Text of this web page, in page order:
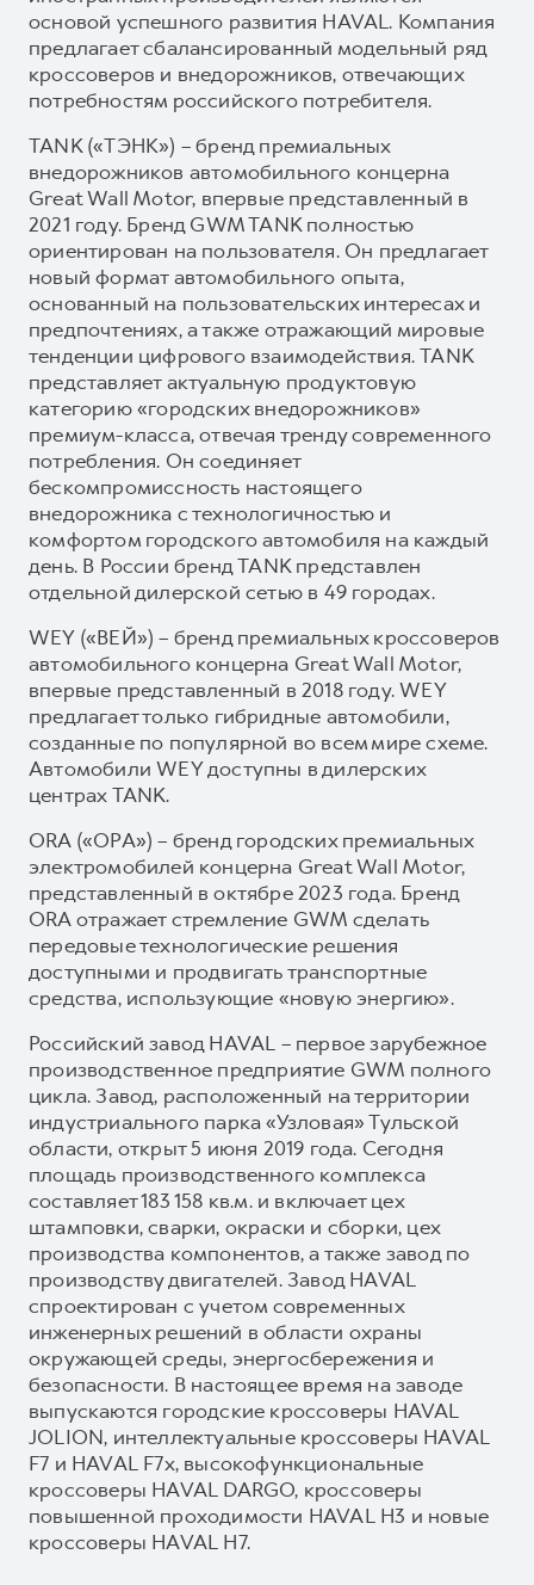
основой успешного развития HAVAL. Компания
предлагает сбалансированный модельный ряд
кроссоверов и внедорожников, отвечающих
потребностям российского потребителя.
TANK («ТЭНК») – бренд премиальных
внедорожников автомобильного концерна
Great Wall Motor, впервые представленный в
2021 году. Бренд GWM TANK полностью
ориентирован на пользователя. Он предлагает
новый формат автомобильного опыта,
основанный на пользовательских интересах и
предпочтениях, а также отражающий мировые
тенденции цифрового взаимодействия. TANK
представляет актуальную продуктовую
категорию «городских внедорожников»
премиум-класса, отвечая тренду современного
потребления. Он соединяет
бескомпромиссность настоящего
внедорожника с технологичностью и
комфортом городского автомобиля на каждый
день. В России бренд TANK представлен
отдельной дилерской сетью в 49 городах.
WEY («ВЕЙ») – бренд премиальных кроссоверов
автомобильного концерна Great Wall Motor,
впервые представленный в 2018 году. WEY
предлагает только гибридные автомобили,
созданные по популярной во всем мире схеме.
Автомобили WEY доступны в дилерских
центрах TANK.
ORA («ОРА») – бренд городских премиальных
электромобилей концерна Great Wall Motor,
представленный в октябре 2023 года. Бренд
ORA отражает стремление GWM сделать
передовые технологические решения
доступными и продвигать транспортные
средства, использующие «новую энергию».
Российский завод HAVAL – первое зарубежное
производственное предприятие GWM полного
цикла. Завод, расположенный на территории
индустриального парка «Узловая» Тульской
области, открыт 5 июня 2019 года. Сегодня
площадь производственного комплекса
составляет 183 158 кв.м. и включает цех
штамповки, сварки, окраски и сборки, цех
производства компонентов, а также завод по
производству двигателей. Завод HAVAL
спроектирован с учетом современных
инженерных решений в области охраны
окружающей среды, энергосбережения и
безопасности. В настоящее время на заводе
выпускаются городские кроссоверы HAVAL
JOLION, интеллектуальные кроссоверы HAVAL
F7 и HAVAL F7x, высокофункциональные
кроссоверы HAVAL DARGO, кроссоверы
повышенной проходимости HAVAL H3 и новые
кроссоверы HAVAL H7.